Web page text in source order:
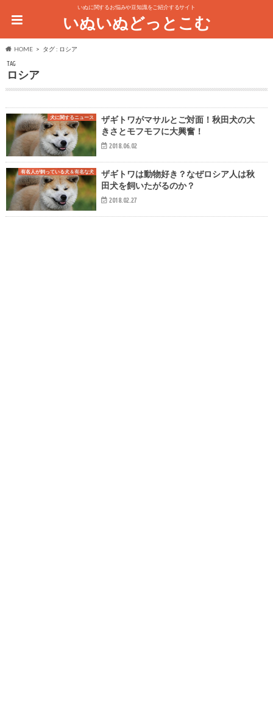
いぬに関するお悩みや豆知識をご紹介するサイト
いぬいぬどっとこむ
HOME タグ : ロシア
TAG
ロシア
犬に関するニュース
ザギトワがマサルとご対面！秋田犬の大
きさとモフモフに大興奮！
2018.06.02
有名人が飼っている犬＆有名な犬
ザギトワは動物好き？なぜロシア人は秋
田犬を飼いたがるのか？
2018.02.27